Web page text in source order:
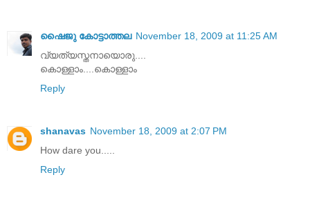
ഷൈജു കോട്ടാത്തല November 18, 2009 at 11:25 AM
വ്യത്യസ്തനായൊരു....
കൊള്ളാം....കൊള്ളാം
Reply
shanavas November 18, 2009 at 2:07 PM
How dare you.....
Reply